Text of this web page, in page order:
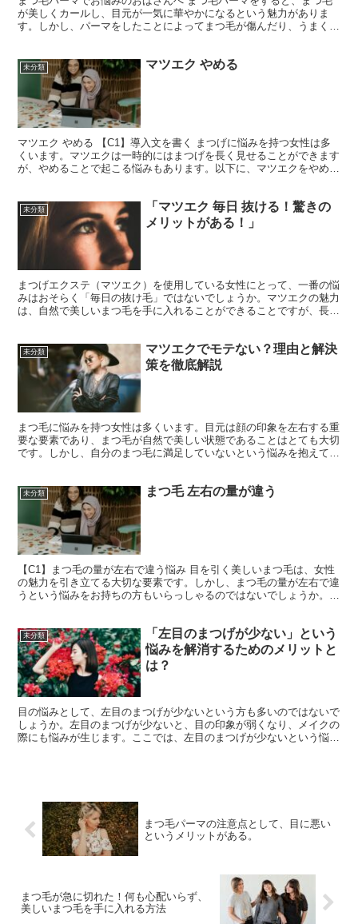
が美しくカールし、目元が一気に華やかになるという魅力がありま
す。しかし、パーマをしたことによってまつ毛が傷んだり、うまくカ
未分類 マツエク やめる
マツエク やめる 【C1】導入文を書く まつげに悩みを持つ女性は多
くいます。マツエクは一時的にはまつげを長く見せることができます
が、やめることで起こる悩みもあります。以下に、マツエクをやめた
未分類
「マツエク 毎日 抜ける！驚きの
メリットがある！」
まつげエクステ（マツエク）を使用している女性にとって、一番の悩
みはおそらく「毎日の抜け毛」ではないでしょうか。マツエクの魅力
は、自然で美しいまつ毛を手に入れることができることですが、長時
未分類
マツエクでモテない？理由と解決
策を徹底解説
まつ毛に悩みを持つ女性は多くいます。目元は顔の印象を左右する重
要な要素であり、まつ毛が自然で美しい状態であることはとても大切
です。しかし、自分のまつ毛に満足していないという悩みを抱えてい
未分類 まつ毛 左右の量が違う
【C1】まつ毛の量が左右で違う悩み 目を引く美しいまつ毛は、女性
の魅力を引き立てる大切な要素です。しかし、まつ毛の量が左右で違
うという悩みをお持ちの方もいらっしゃるのではないでしょうか。実
未分類
「左目のまつげが少ない」という
悩みを解消するためのメリットと
は？
目の悩みとして、左目のまつげが少ないという方も多いのではないで
しょうか。左目のまつげが少ないと、目の印象が弱くなり、メイクの
際にも悩みが生じます。ここでは、左目のまつげが少ないという悩み
まつ毛パーマの注意点として、目に悪い
というメリットがある。
まつ毛が急に切れた！何も心配いらず、
美しいまつ毛を手に入れる方法